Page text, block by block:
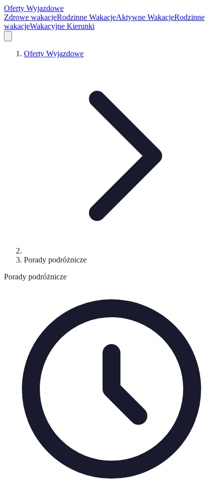
Oferty Wyjazdowe
Zdrowe wakacjeRodzinne WakacjeAktywne WakacjeRodzinne
wakacjeWakacyjne Kierunki
Oferty Wyjazdowe
Porady podróżnicze
Porady podróżnicze